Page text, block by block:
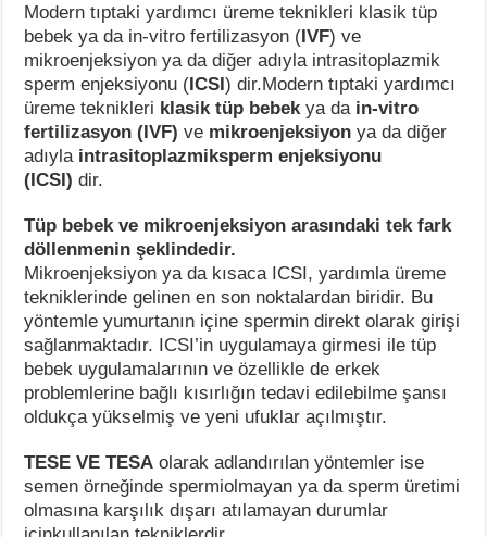
Modern tıptaki yardımcı üreme teknikleri klasik tüp
bebek ya da in-vitro fertilizasyon (IVF) ve
mikroenjeksiyon ya da diğer adıyla intrasitoplazmik
sperm enjeksiyonu (ICSI) dir.Modern tıptaki yardımcı
üreme teknikleri klasik tüp bebek ya da in-vitro
fertilizasyon (IVF) ve mikroenjeksiyon ya da diğer
adıyla intrasitoplazmiksperm enjeksiyonu
(ICSI) dir.
Tüp bebek ve mikroenjeksiyon arasındaki tek fark
döllenmenin şeklindedir.
Mikroenjeksiyon ya da kısaca ICSI, yardımla üreme
tekniklerinde gelinen en son noktalardan biridir. Bu
yöntemle yumurtanın içine spermin direkt olarak girişi
sağlanmaktadır. ICSI’in uygulamaya girmesi ile tüp
bebek uygulamalarının ve özellikle de erkek
problemlerine bağlı kısırlığın tedavi edilebilme şansı
oldukça yükselmiş ve yeni ufuklar açılmıştır.
TESE VE TESA olarak adlandırılan yöntemler ise
semen örneğinde spermiolmayan ya da sperm üretimi
olmasına karşılık dışarı atılamayan durumlar